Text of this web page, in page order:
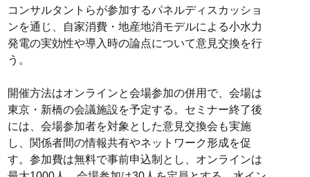
コンサルタントらが参加するパネルディスカッショ
ンを通じ、自家消費・地産地消モデルによる小水力
発電の実効性や導入時の論点について意見交換を行
う。
開催方法はオンラインと会場参加の併用で、会場は
東京・新橋の会議施設を予定する。セミナー終了後
には、会場参加者を対象とした意見交換会も実施
し、関係者間の情報共有やネットワーク形成を促
す。参加費は無料で事前申込制とし、オンラインは